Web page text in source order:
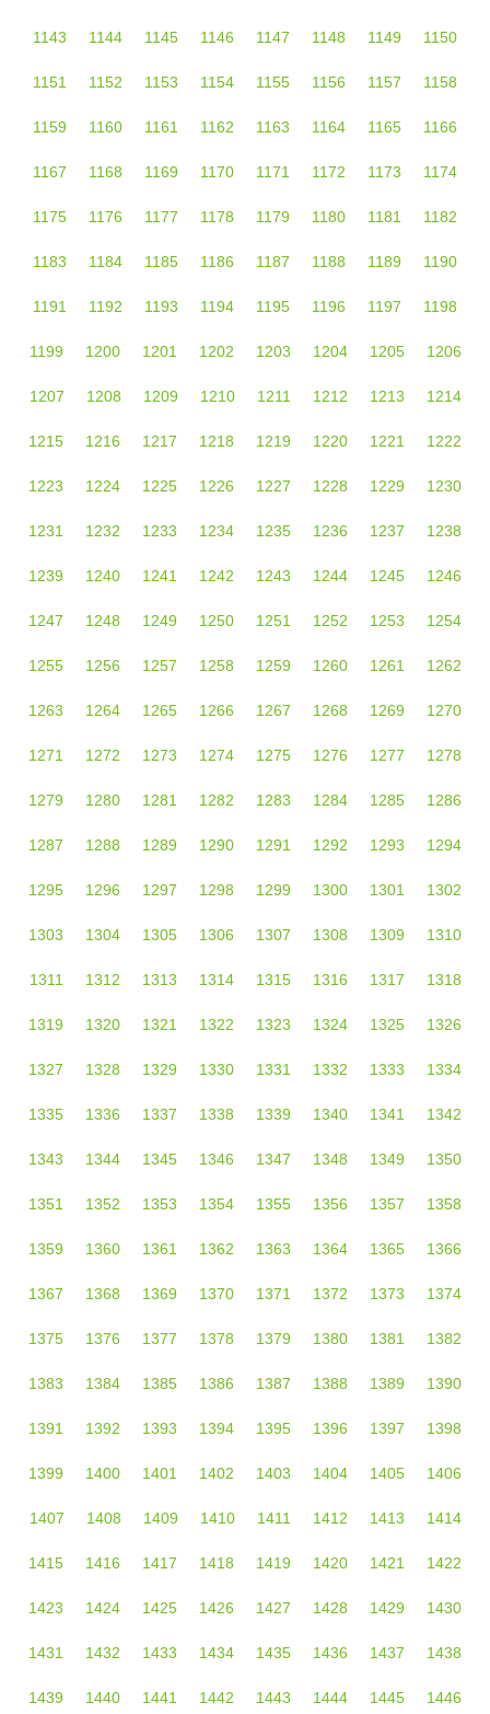
1143 1144 1145 1146 1147 1148 1149 1150
1151 1152 1153 1154 1155 1156 1157 1158
1159 1160 1161 1162 1163 1164 1165 1166
1167 1168 1169 1170 1171 1172 1173 1174
1175 1176 1177 1178 1179 1180 1181 1182
1183 1184 1185 1186 1187 1188 1189 1190
1191 1192 1193 1194 1195 1196 1197 1198
1199 1200 1201 1202 1203 1204 1205 1206
1207 1208 1209 1210 1211 1212 1213 1214
1215 1216 1217 1218 1219 1220 1221 1222
1223 1224 1225 1226 1227 1228 1229 1230
1231 1232 1233 1234 1235 1236 1237 1238
1239 1240 1241 1242 1243 1244 1245 1246
1247 1248 1249 1250 1251 1252 1253 1254
1255 1256 1257 1258 1259 1260 1261 1262
1263 1264 1265 1266 1267 1268 1269 1270
1271 1272 1273 1274 1275 1276 1277 1278
1279 1280 1281 1282 1283 1284 1285 1286
1287 1288 1289 1290 1291 1292 1293 1294
1295 1296 1297 1298 1299 1300 1301 1302
1303 1304 1305 1306 1307 1308 1309 1310
1311 1312 1313 1314 1315 1316 1317 1318
1319 1320 1321 1322 1323 1324 1325 1326
1327 1328 1329 1330 1331 1332 1333 1334
1335 1336 1337 1338 1339 1340 1341 1342
1343 1344 1345 1346 1347 1348 1349 1350
1351 1352 1353 1354 1355 1356 1357 1358
1359 1360 1361 1362 1363 1364 1365 1366
1367 1368 1369 1370 1371 1372 1373 1374
1375 1376 1377 1378 1379 1380 1381 1382
1383 1384 1385 1386 1387 1388 1389 1390
1391 1392 1393 1394 1395 1396 1397 1398
1399 1400 1401 1402 1403 1404 1405 1406
1407 1408 1409 1410 1411 1412 1413 1414
1415 1416 1417 1418 1419 1420 1421 1422
1423 1424 1425 1426 1427 1428 1429 1430
1431 1432 1433 1434 1435 1436 1437 1438
1439 1440 1441 1442 1443 1444 1445 1446